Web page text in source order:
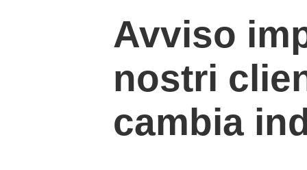
Avviso
nostri
cambia